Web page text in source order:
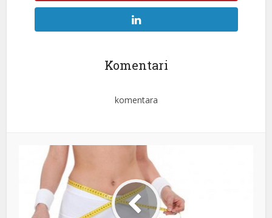
Komentari
komentara